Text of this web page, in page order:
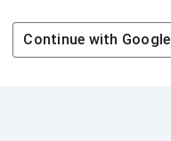
Continue withGoogle